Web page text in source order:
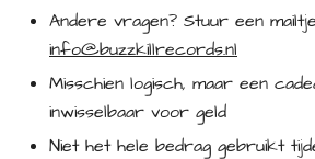
Andere vragen? Stuur een
info@buzzkillrecords.nl
Misschien logisch, maar een
inwisselbaar voor geld
Niet het hele bedrag gebruikt